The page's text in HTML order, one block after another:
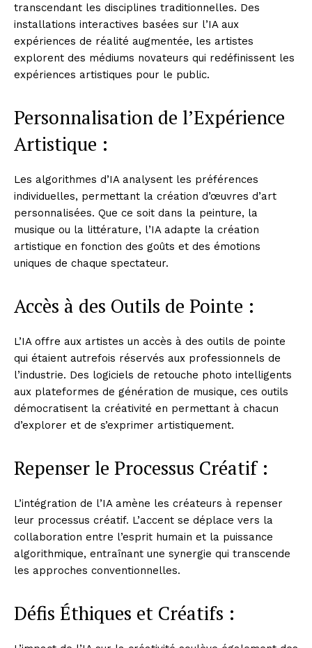
transcendant les disciplines traditionnelles. Des
installations interactives basées sur l’IA aux
expériences de réalité augmentée, les artistes
explorent des médiums novateurs qui redéfinissent les
expériences artistiques pour le public.
Personnalisation de l’Expérience
Artistique :
Les algorithmes d’IA analysent les préférences
individuelles, permettant la création d’œuvres d’art
personnalisées. Que ce soit dans la peinture, la
musique ou la littérature, l’IA adapte la création
artistique en fonction des goûts et des émotions
uniques de chaque spectateur.
Accès à des Outils de Pointe :
L’IA offre aux artistes un accès à des outils de pointe
qui étaient autrefois réservés aux professionnels de
l’industrie. Des logiciels de retouche photo intelligents
aux plateformes de génération de musique, ces outils
démocratisent la créativité en permettant à chacun
d’explorer et de s’exprimer artistiquement.
Repenser le Processus Créatif :
L’intégration de l’IA amène les créateurs à repenser
leur processus créatif. L’accent se déplace vers la
collaboration entre l’esprit humain et la puissance
algorithmique, entraînant une synergie qui transcende
les approches conventionnelles.
Défis Éthiques et Créatifs :